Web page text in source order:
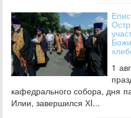
1
кафедрального собора, дня
Илии, завершился ХI...